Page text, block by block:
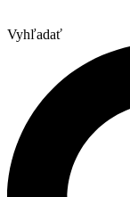
Vyhľadať